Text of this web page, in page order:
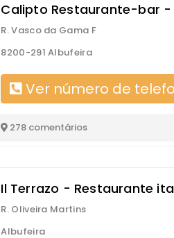
Calipto Restaurante-bar -
R. Vasco da Gama F
8200-291 Albufeira
Ver número de
278 comentários
Il Terrazo - Restaurante
R. Oliveira Martins
Albufeira